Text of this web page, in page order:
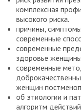
комплексная
высокого риска.
причины,
современные
современные
здоровье
современные
женщин
об этиологии и
алгоритм